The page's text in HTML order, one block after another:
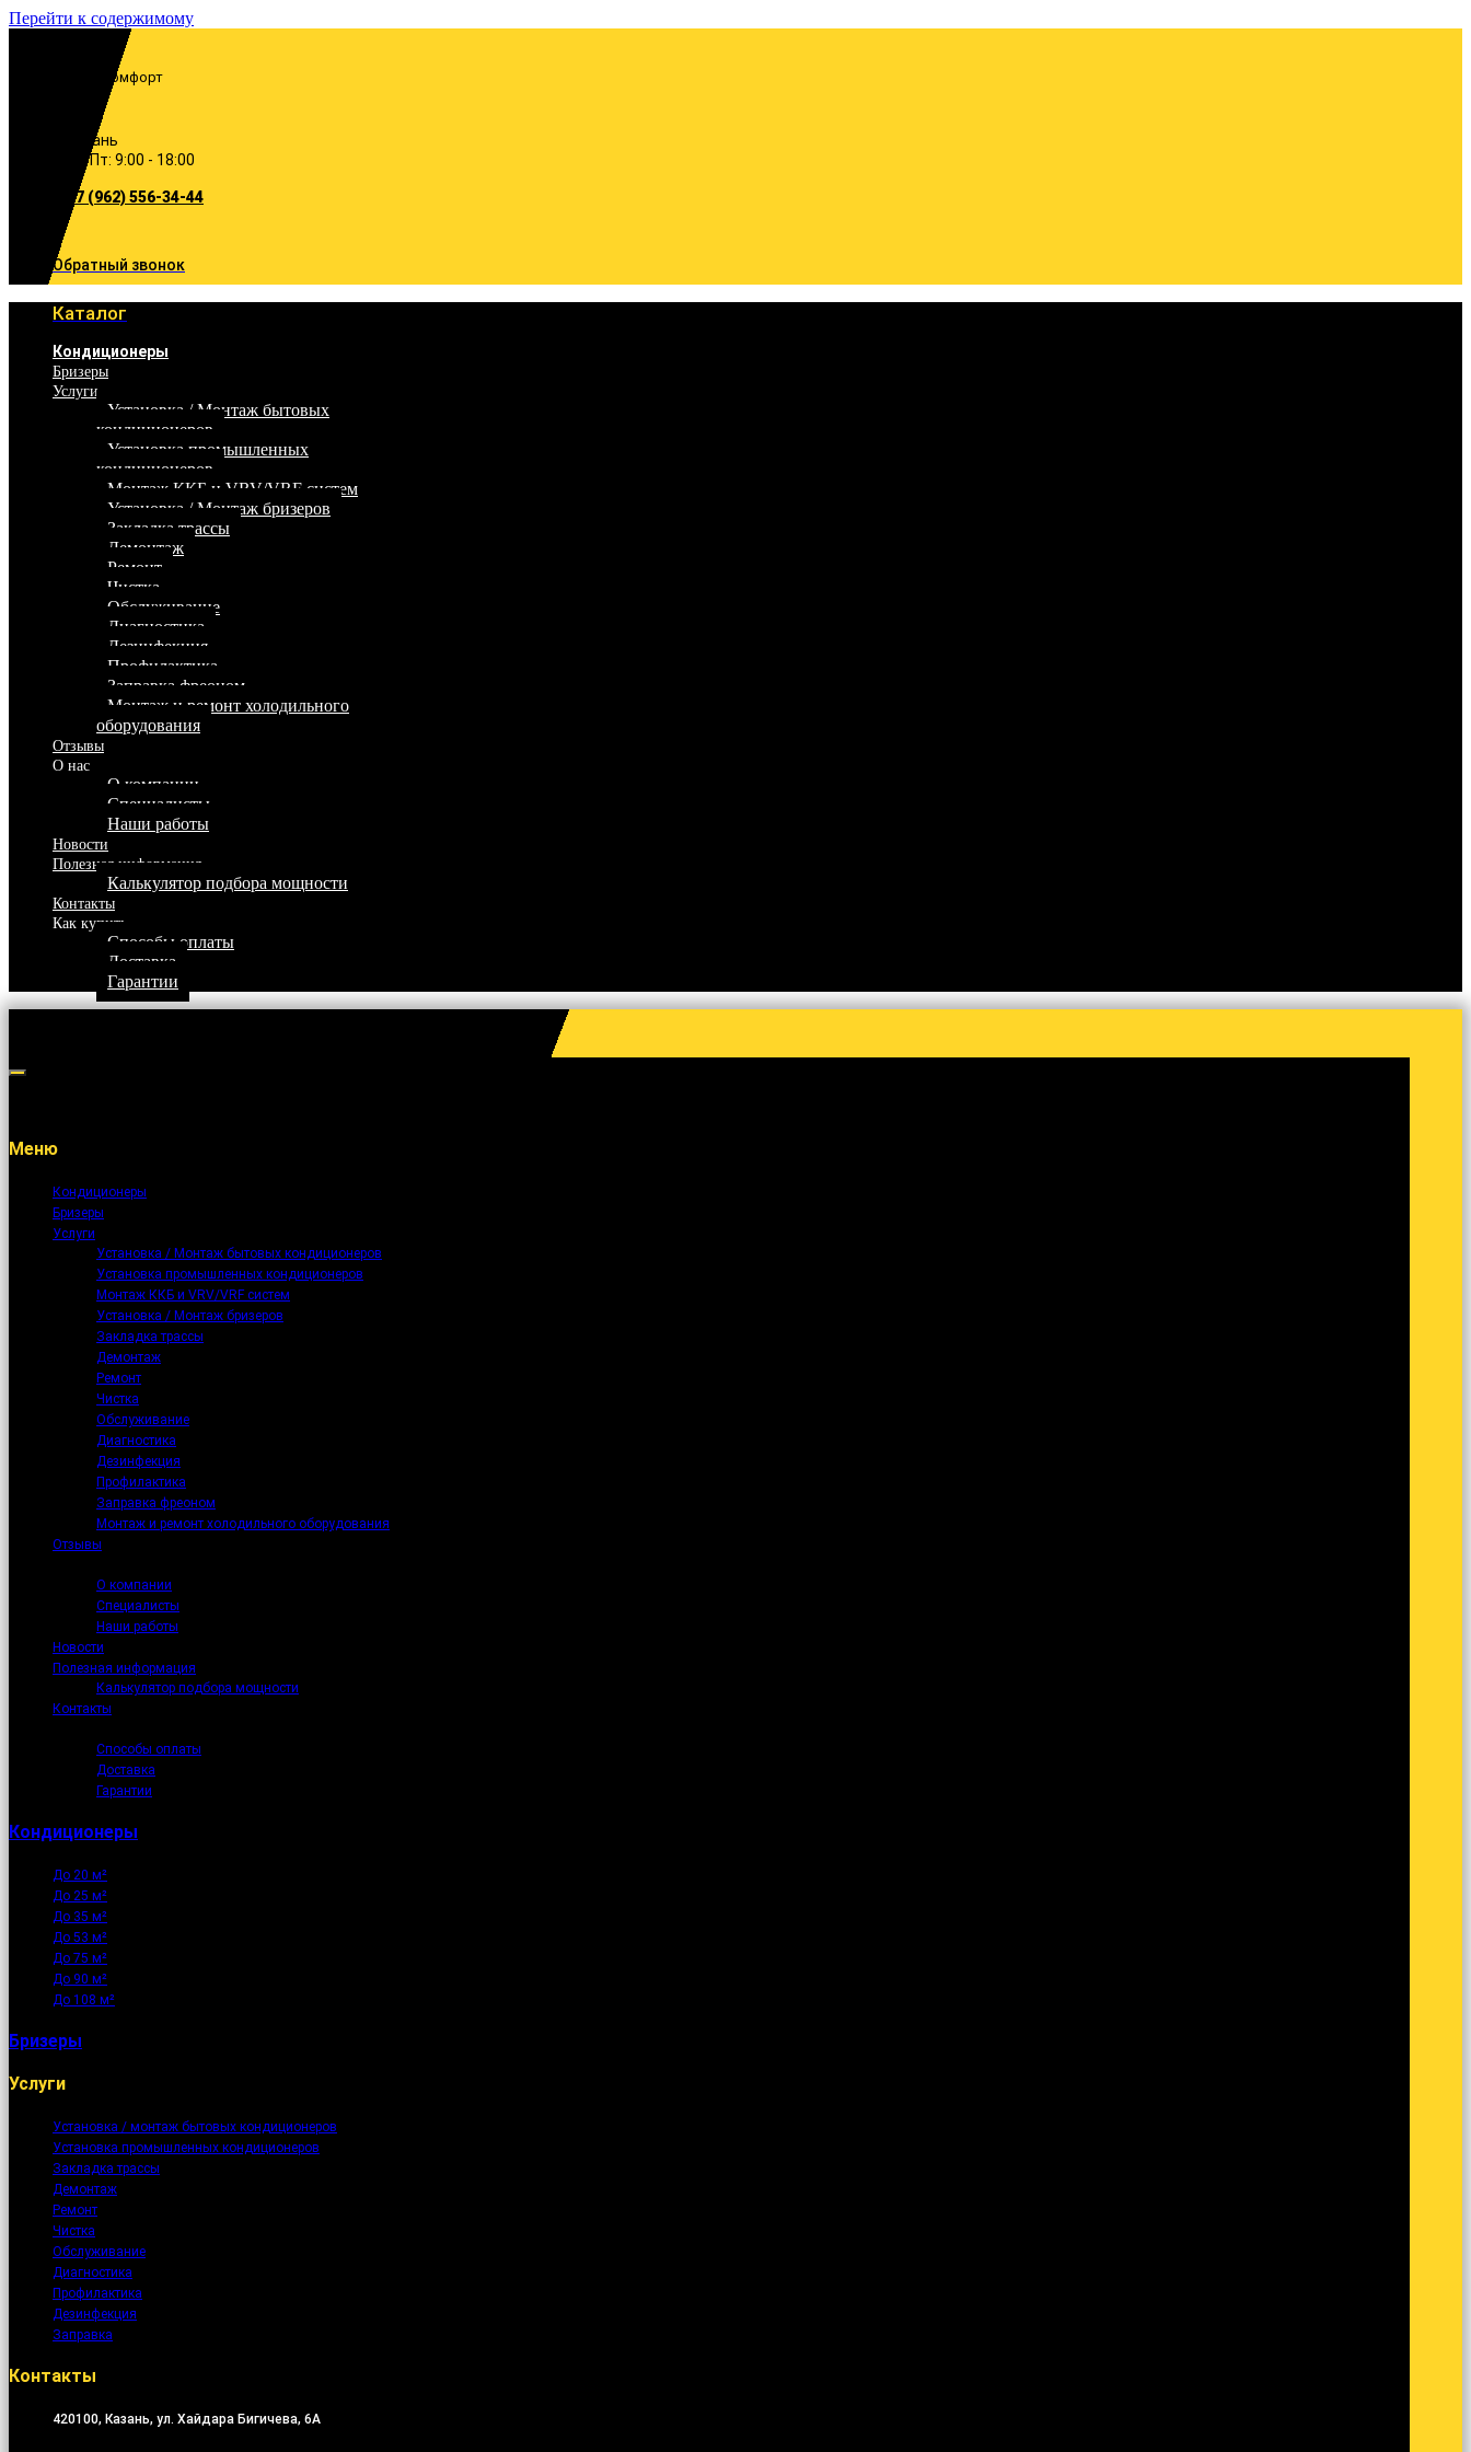
Перейти к содержимому
Включи комфорт
Казань
Пн-Пт: 9:00 - 18:00
+7 (962) 556-34-44
Обратный звонок
Каталог
Кондиционеры
Бризеры
Услуги
Установка / Монтаж бытовых
кондиционеров
Установка промышленных
кондиционеров
Монтаж ККБ и VRV/VRF систем
Установка / Монтаж бризеров
Закладка трассы
Демонтаж
Ремонт
Чистка
Обслуживание
Диагностика
Дезинфекция
Профилактика
Заправка фреоном
Монтаж и ремонт холодильного
оборудования
Отзывы
О нас
О компании
Специалисты
Наши работы
Новости
Полезная информация
Калькулятор подбора мощности
Контакты
Как купить
Способы оплаты
Доставка
Гарантии
Меню
Кондиционеры
Бризеры
Услуги
Установка / Монтаж бытовых кондиционеров
Установка промышленных кондиционеров
Монтаж ККБ и VRV/VRF систем
Установка / Монтаж бризеров
Закладка трассы
Демонтаж
Ремонт
Чистка
Обслуживание
Диагностика
Дезинфекция
Профилактика
Заправка фреоном
Монтаж и ремонт холодильного оборудования
Отзывы
О компании
Специалисты
Наши работы
Новости
Полезная информация
Калькулятор подбора мощности
Контакты
Способы оплаты
Доставка
Гарантии
Кондиционеры
До 20 м²
До 25 м²
До 35 м²
До 53 м²
До 75 м²
До 90 м²
До 108 м²
Бризеры
Услуги
Установка / монтаж бытовых кондиционеров
Установка промышленных кондиционеров
Закладка трассы
Демонтаж
Ремонт
Чистка
Обслуживание
Диагностика
Профилактика
Дезинфекция
Заправка
Контакты
420100, Казань, ул. Хайдара Бигичева, 6А